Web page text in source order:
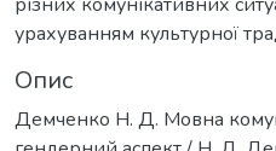
урахуванням культурної
Опис
Демченко Н. Д. Мовна